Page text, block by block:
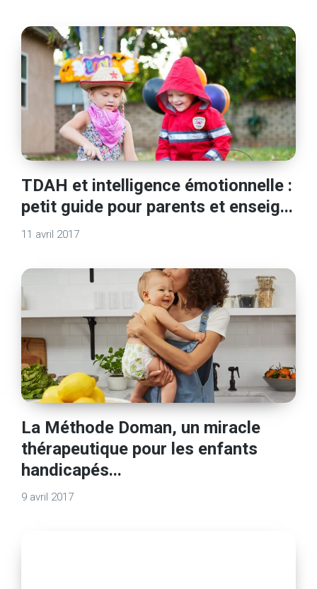
TDAH et intelligence émotionnelle :
petit guide pour parents et enseig...
11 avril 2017
La Méthode Doman, un miracle
thérapeutique pour les enfants
handicapés...
9 avril 2017